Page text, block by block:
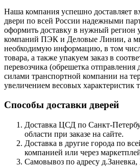
Наша компания успешно доставляет
двери по всей России надежными
оформить доставку в нужный регион
компаний ПЭК и Деловые Линии, а
необходимую информацию, в том
товара, а также упакуем заказ в
перевозчика (обрешетка отправления
силами транспортной компании на
увеличением весовых характеристик
Способы доставки дверей
Доставка ЦСД по Санкт-
области при заказе на сайте.
Доставка в другие города по
компанией или через
Самовывоз по адресу д.Заневка,